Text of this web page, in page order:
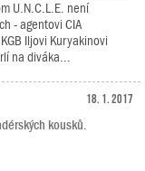
U.N.C.L.E. není
- agentovi CIA
Iljovi Kuryakinovi
na diváka...
18. 1. 2017
kousků.